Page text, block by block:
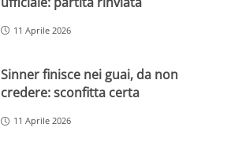
11 Aprile 2026
Sinner finisce nei guai, da non
credere: sconfitta certa
11 Aprile 2026